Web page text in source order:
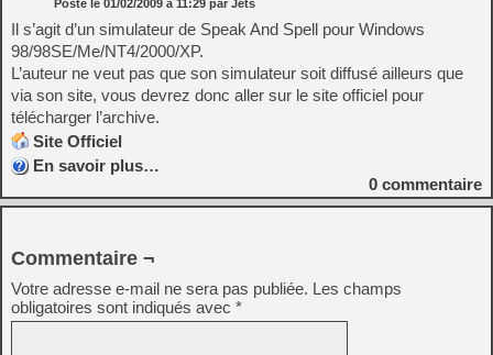
Posté le 01/02/2009 à 11:29 par Jets
Il s’agit d’un simulateur de Speak And Spell pour Windows
98/98SE/Me/NT4/2000/XP.
L’auteur ne veut pas que son simulateur soit diffusé ailleurs que
via son site, vous devrez donc aller sur le site officiel pour
télécharger l’archive.
Site Officiel
En savoir plus…
0 commentaire
Commentaire ¬
Votre adresse e-mail ne sera pas publiée. Les champs
obligatoires sont indiqués avec *